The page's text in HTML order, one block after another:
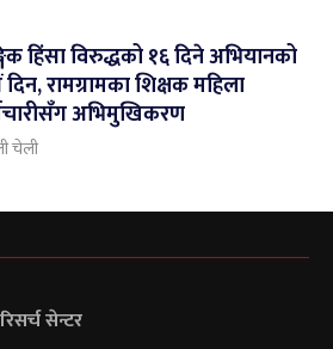
हिंसा विरुद्धको १६ दिने अभियानको
दिन, रामग्रामका शिक्षक महिला
अभिमुखिकरण
चेली
सेन्टर